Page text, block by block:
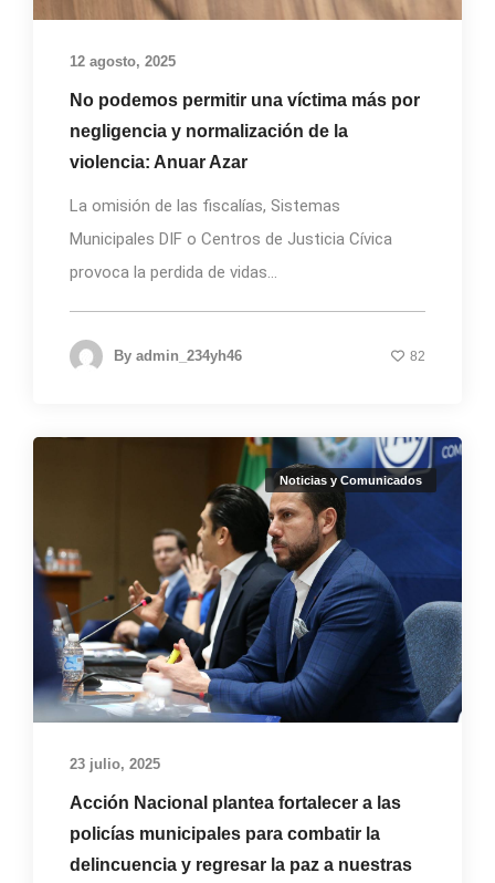
12 agosto, 2025
No podemos permitir una víctima más por
negligencia y normalización de la
violencia: Anuar Azar
La omisión de las fiscalías, Sistemas
Municipales DIF o Centros de Justicia Cívica
provoca la perdida de vidas...
By admin_234yh46 82
Noticias y Comunicados
23 julio, 2025
Acción Nacional plantea fortalecer a las
policías municipales para combatir la
delincuencia y regresar la paz a nuestras